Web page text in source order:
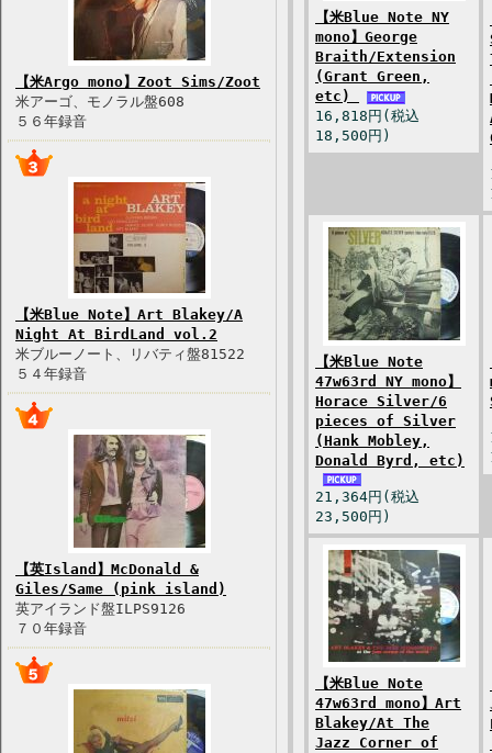
【米Argo mono】Zoot Sims/Zoot
米アーゴ、モノラル盤608
５６年録音
【米Blue Note】Art Blakey/A
Night At BirdLand vol.2
米ブルーノート、リバティ盤81522
５４年録音
【英Island】McDonald &
Giles/Same (pink island)
英アイランド盤ILPS9126
７０年録音
【米Blue Note NY
mono】George
Braith/Extension
(Grant Green,
etc)
16,818円(税込
18,500円)
【米Blue Note
47w63rd NY mono】
Horace Silver/6
pieces of Silver
(Hank Mobley,
Donald Byrd, etc)
21,364円(税込
23,500円)
【米Blue Note
47w63rd mono】Art
Blakey/At The
Jazz Corner of